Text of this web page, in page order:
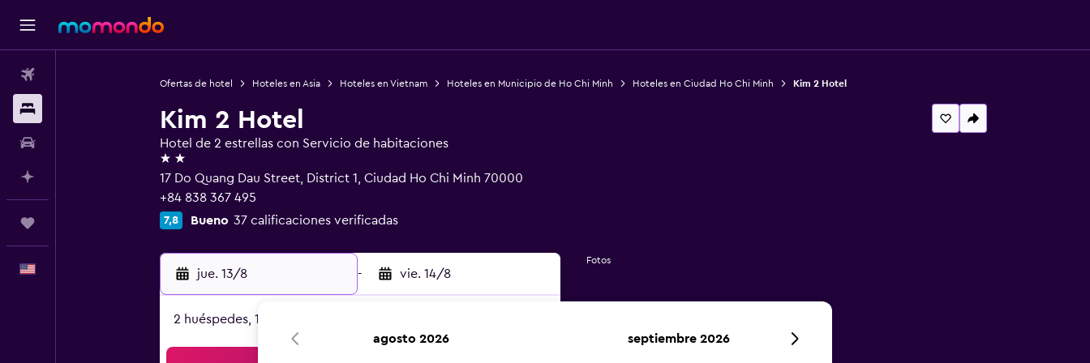
Ofertas de hotel Hoteles en Asia Hoteles en Vietnam Hoteles en Municipio de Ho Chi Minh Hoteles en Ciudad Ho Chi Minh Kim 2 Hotel
Kim 2 Hotel
Hotel de 2 estrellas con Servicio de habitaciones
2 estrellas
17 Do Quang Dau Street, District 1, Ciudad Ho Chi Minh 70000
+84 838 367 495
7,8 Bueno 37 calificaciones verificadas
jue. 13/8 - vie. 14/8
2 huéspedes, 1 habitación
Fotos
agosto 2026 septiembre 2026